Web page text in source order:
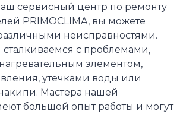
сервисный центр по ремонту
PRIMOCLIMA, вы можете
неисправностями.
с проблемами,
элементом,
утечками воды или
Мастера нашей
большой опыт работы и могут